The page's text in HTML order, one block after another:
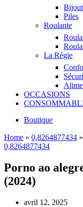
Piles
Roulante
La Régie
OCCASIONS
Boutique
Home » 0,8264877434 »
0,8264877434
Porno ao
(2024)
avril 12, 2025